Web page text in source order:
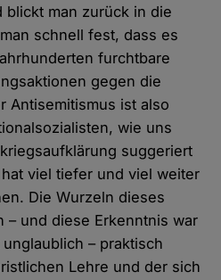
blickt man zurück in die
schnell fest, dass es
furchtbare
gegen die
Antisemitismus ist also
wie uns
suggeriert
viel tiefer und viel weiter
Die Wurzeln dieses
– und diese Erkenntnis war
– praktisch
Lehre und der sich